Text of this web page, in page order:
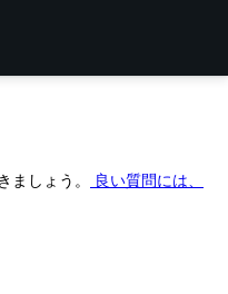
しょう。
良い質問には、